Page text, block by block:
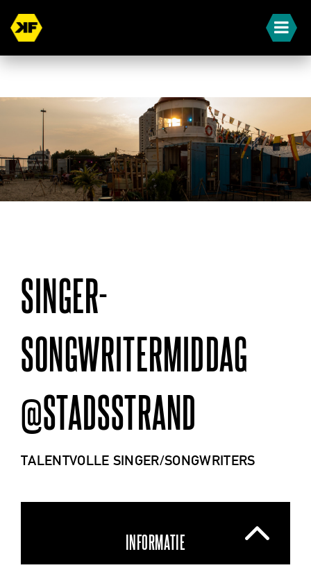
SINGER-
SONGWRITERMIDDAG
@STADSSTRAND
TALENTVOLLE SINGER/SONGWRITERS
INFORMATIE